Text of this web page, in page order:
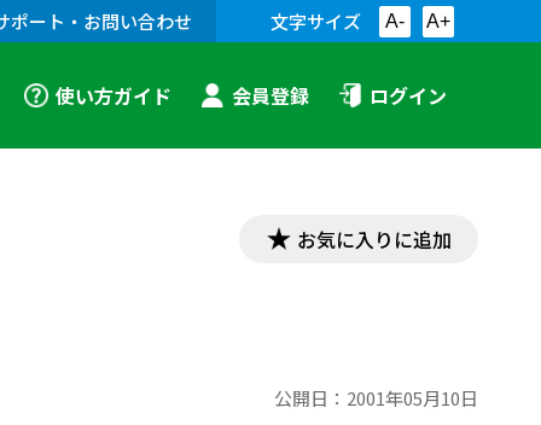
ポート・お問い合わせ 文字サイズ A- A+
使い方ガイド 会員登録 ログイン
お気に入りに追加
公開日： 2001年05月10日